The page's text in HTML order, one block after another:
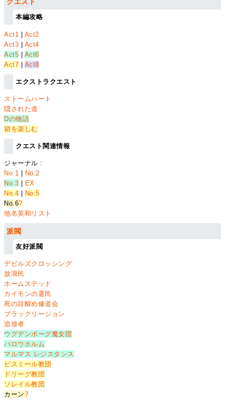
クエスト
本編攻略
Act1 | Act2
Act3 | Act4
Act5 | Act6
Act7 | Act8
エクストラクエスト
ストームハート
隠された道
Dの物語
箱を楽しむ
クエスト関連情報
ジャーナル :
No.1
No.2
No.3
EX
No.4
No.5
No.6?
地名英和リスト
派閥
友好派閥
デビルズクロッシング
放浪民
ホームステッド
カイモンの選民
死の目醒め修道会
ブラックリージョン
追放者
ウグデンボーグ魔女団
バロウホルム
マルマス レジスタンス
ビスミール教団
ドリーグ教団
ソレイル教団
カーン?